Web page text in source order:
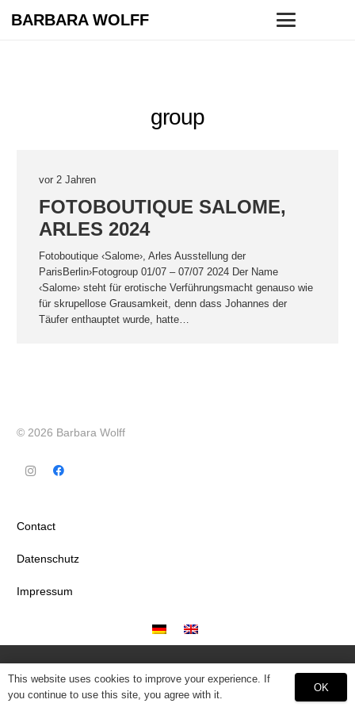
BARBARA WOLFF
group
vor 2 Jahren
FOTOBOUTIQUE SALOME,
ARLES 2024
Fotoboutique ‹Salome›, Arles Ausstellung der
ParisBerlin›Fotogroup 01/07 – 07/07 2024 Der Name
‹Salome› steht für erotische Verführungsmacht genauso wie
für skrupellose Grausamkeit, denn dass Johannes der
Täufer enthauptet wurde, hatte…
© 2026 Barbara Wolff
Contact
Datenschutz
Impressum
This website uses cookies to improve your experience. If
you continue to use this site, you agree with it.
OK